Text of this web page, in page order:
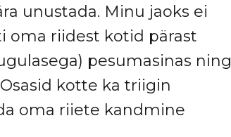
unustada. Minu jaoks ei
oma riidest kotid pärast
pesumasinas ning
kotte ka triigin
oma riiete kandmine